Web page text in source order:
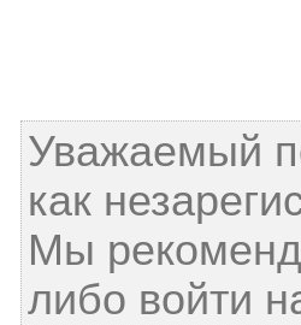
Уважаемый
как
Мы
либо войти